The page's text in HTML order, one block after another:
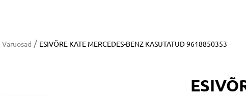
Varuosad / ESIVÕRE KATE MERCEDES-BENZ KASUTATUD 9618850353